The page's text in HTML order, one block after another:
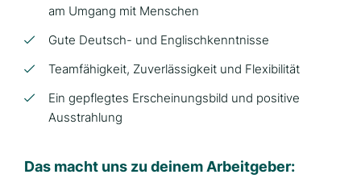
am Umgang mit Menschen
Gute Deutsch- und Englischkenntnisse
Teamfähigkeit, Zuverlässigkeit und Flexibilität
Ein gepflegtes Erscheinungsbild und positive
Ausstrahlung
Das macht uns zu deinem Arbeitgeber: